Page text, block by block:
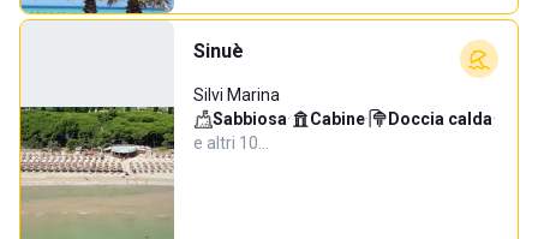
Sinuè
Silvi Marina
Sabbiosa· Cabine· Doccia calda·
e altri 10…